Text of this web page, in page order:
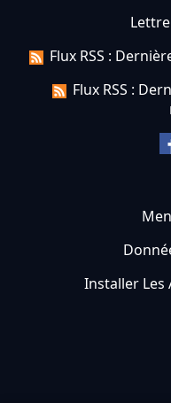
Flux RSS :
Flux RSS :
Installer Les